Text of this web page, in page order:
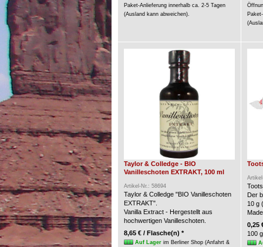
Paket-Anlieferung innerhalb ca. 2-5 Tagen
(Ausland kann abweichen).
Taylor & Colledge - BIO
Vanilleschoten EXTRAKT, 100 ml
Artikel-Nr.: 58694
Taylor & Colledge "BIO Vanilleschoten
EXTRAKT".
Vanilla Extract - Hergestellt aus
hochwertigen Vanilleschoten.
8,65 € / Flasche(n) *
Auf Lagerim Berliner Shop (Anfahrt &
Der
10 g
0,25
100